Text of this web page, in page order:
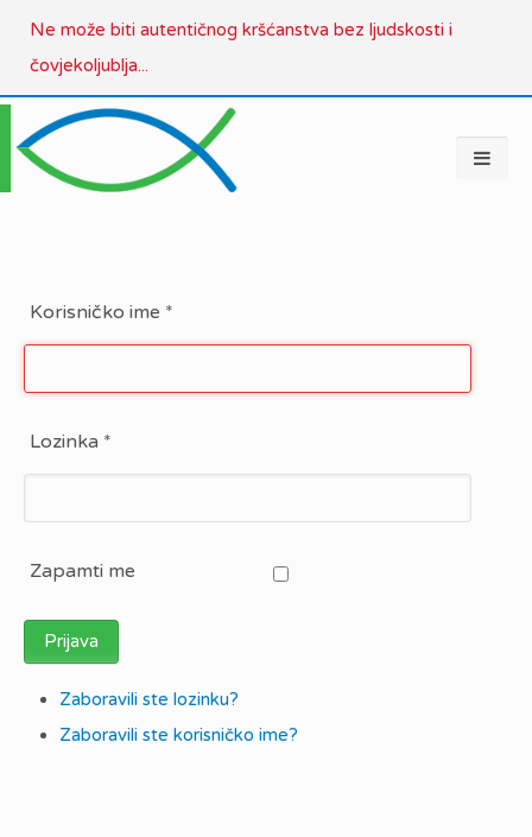
Ne može biti autentičnog kršćanstva bez ljudskosti i
čovjekoljublja...
Korisničko ime *
Lozinka *
Zapamti me
Prijava
Zaboravili ste lozinku?
Zaboravili ste korisničko ime?